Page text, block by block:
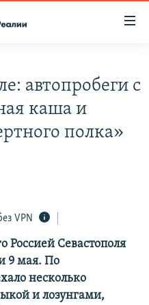
автопробеги с
каша и
полка»
VPN
Россией Севастополя
9 мая. По
несколько
и лозунгами,